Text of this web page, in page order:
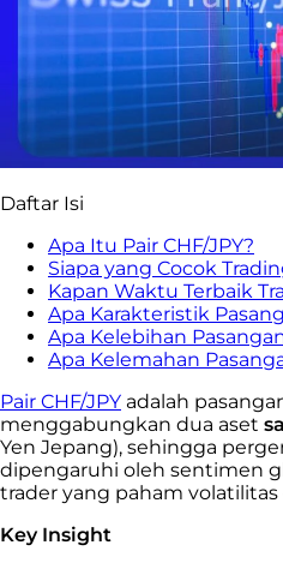
Daftar Isi
Apa Itu Pair CHF/JPY?
Siapa yang Cocok
Kapan Waktu Terbaik
Apa Karakteristik
Apa Kelebihan
Apa Kelemahan
Pair CHF/JPY adalah
menggabungkan dua aset
Yen Jepang), sehingga
dipengaruhi oleh sentimen
trader yang paham
Key Insight